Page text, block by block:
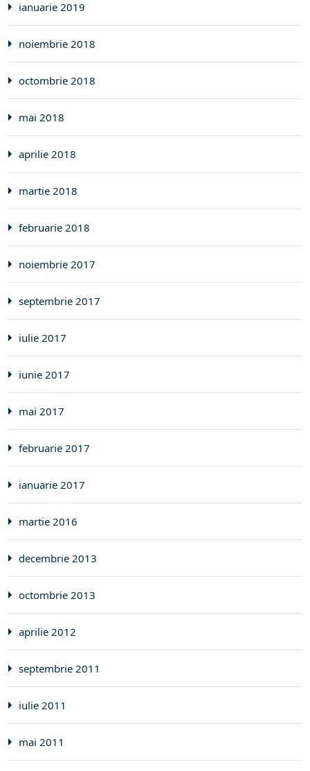
ianuarie 2019
noiembrie 2018
octombrie 2018
mai 2018
aprilie 2018
martie 2018
februarie 2018
noiembrie 2017
septembrie 2017
iulie 2017
iunie 2017
mai 2017
februarie 2017
ianuarie 2017
martie 2016
decembrie 2013
octombrie 2013
aprilie 2012
septembrie 2011
iulie 2011
mai 2011